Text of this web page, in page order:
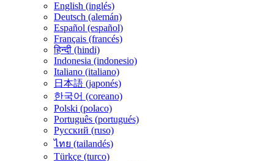
English (inglés)
Deutsch (alemán)
Español (español)
Français (francés)
हिन्दी (hindi)
Indonesia (indonesio)
Italiano (italiano)
日本語 (japonés)
한국어 (coreano)
Polski (polaco)
Português (portugués)
Русский (ruso)
ไทย (tailandés)
Türkçe (turco)